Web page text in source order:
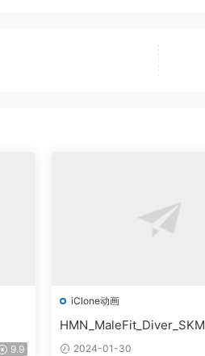
9.9
iClone动画
HMN_MaleFit_Diver_SKM
2024-01-30